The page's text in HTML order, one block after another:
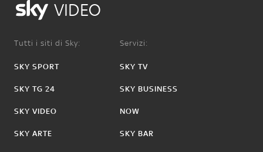
VIDEO
Tutti i siti di Sky:
SKY SPORT
SKY TG 24
SKY VIDEO
SKY ARTE
Servizi:
SKY TV
SKY BUSINESS
NOW
SKY BAR